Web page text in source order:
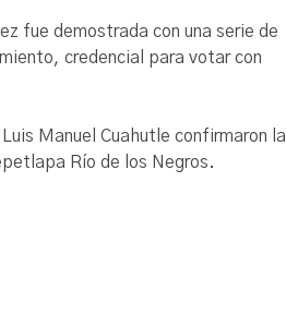
fue demostrada con una serie de
credencial para votar con
Manuel Cuahutle confirmaron la
Río de los Negros.